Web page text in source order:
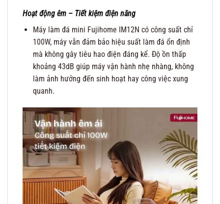
Hoạt động êm – Tiết kiệm điện năng
Máy làm đá mini Fujihome IM12N có công suất chỉ
100W, máy vẫn đảm bảo hiệu suất làm đá ổn định
mà không gây tiêu hao điện đáng kể. Độ ồn thấp
khoảng 43dB giúp máy vận hành nhẹ nhàng, không
làm ảnh hưởng đến sinh hoạt hay công việc xung
quanh.